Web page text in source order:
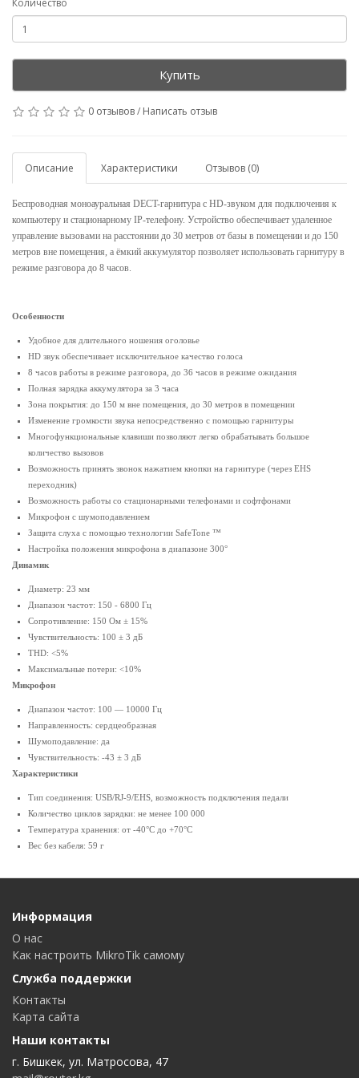
Количество
Купить
0 отзывов/ Написать отзыв
Описание Характеристики Отзывов (0)
Беспроводная моноауральная DECT-гарнитура с HD-звуком для подключения к
компьютеру и стационарному IP-телефону. Устройство обеспечивает удаленное
управление вызовами на расстоянии до 30 метров от базы в помещении и до 150
метров вне помещения, а ёмкий аккумулятор позволяет использовать гарнитуру в
режиме разговора до 8 часов.
Особенности
Удобное для длительного ношения оголовье
HD звук обеспечивает исключительное качество голоса
8 часов работы в режиме разговора, до 36 часов в режиме ожидания
Полная зарядка аккумулятора за 3 часа
Зона покрытия: до 150 м вне помещения, до 30 метров в помещении
Изменение громкости звука непосредственно с помощью гарнитуры
Многофункциональные клавиши позволяют легко обрабатывать большое
количество вызовов
Возможность принять звонок нажатием кнопки на гарнитуре (через EHS
переходник)
Возможность работы со стационарными телефонами и софтфонами
Микрофон с шумоподавлением
Защита слуха с помощью технологии SafeTone ™
Настройка положения микрофона в диапазоне 300°
Динамик
Диаметр: 23 мм
Диапазон частот: 150 - 6800 Гц
Сопротивление: 150 Ом ± 15%
Чувствительность: 100 ± 3 дБ
THD: <5%
Максимальные потери: <10%
Микрофон
Диапазон частот: 100 — 10000 Гц
Направленность: сердцеобразная
Шумоподавление: да
Чувствительность: -43 ± 3 дБ
Характеристики
Тип соединения: USB/RJ-9/EHS, возможность подключения педали
Количество циклов зарядки: не менее 100 000
Температура хранения: от -40°C до +70°C
Вес без кабеля: 59 г
Информация
О нас
Как настроить MikroTik самому
Служба поддержки
Контакты
Карта сайта
Наши контакты
г. Бишкек, ул. Матросова, 47